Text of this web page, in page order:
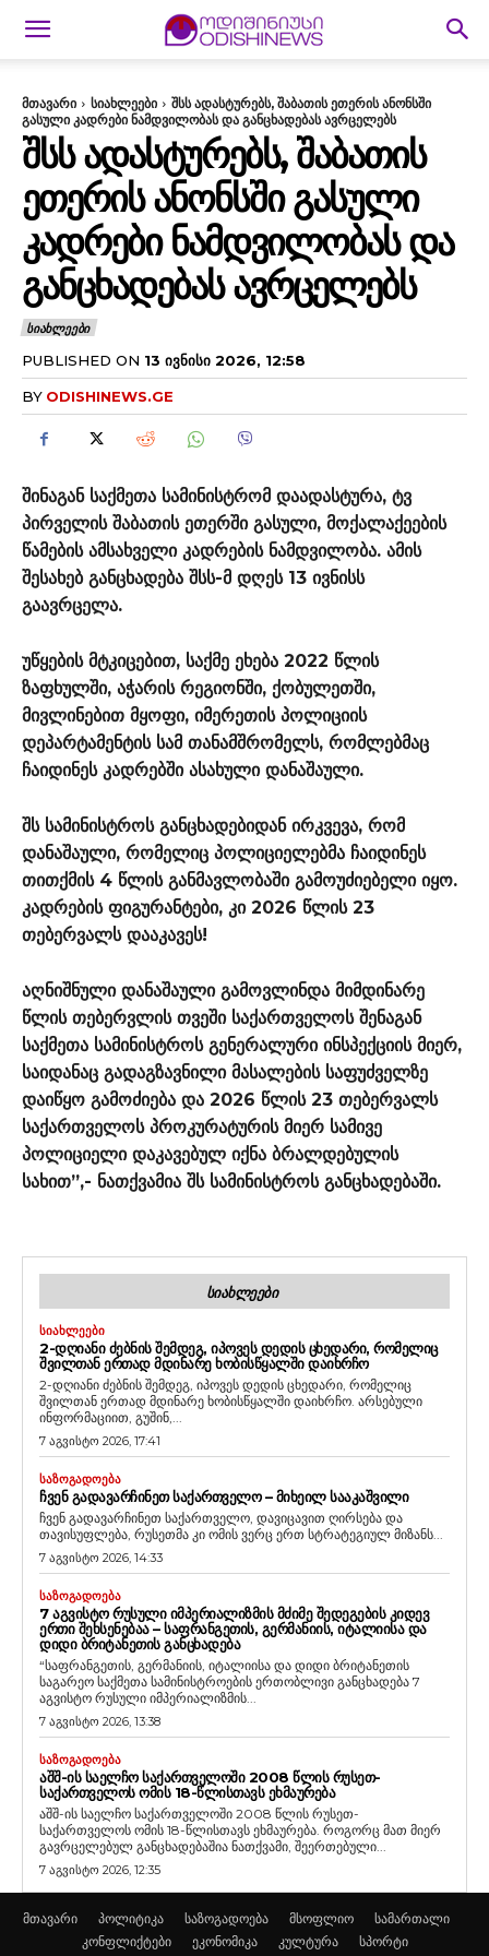
მთავარი სიახლეები
შსს ადასტურებს, შაბათის ეთერის ანონსში
გასული კადრები ნამდვილობას და განცხადებას ავრცელებს
ᲨᲡᲡ ᲐᲓᲐᲡᲢᲣᲠᲔᲑᲡ, ᲨᲐᲑᲐᲗᲘᲡ
ᲔᲗᲔᲠᲘᲡ ᲐᲜᲝᲜᲡᲨᲘ ᲒᲐᲡᲣᲚᲘ
ᲙᲐᲓᲠᲔᲑᲘ ᲜᲐᲛᲓᲕᲘᲚᲝᲑᲐᲡ ᲓᲐ
ᲒᲐᲜᲪᲮᲐᲓᲔᲑᲐᲡ ᲐᲕᲠᲪᲔᲚᲔᲑᲡ
ᲡᲘᲐᲮᲚᲔᲔᲑᲘ
PUBLISHED ON 13 ᲘᲕᲜᲘᲡᲘ 2026, 12:58
BY ODISHINEWS.GE
შინაგან საქმეთა სამინისტრომ დაადასტურა, ტვ
პირველის შაბათის ეთერში გასული, მოქალაქეების
წამების ამსახველი კადრების ნამდვილობა. ამის
შესახებ განცხადება შსს-მ დღეს 13 ივნისს
გაავრცელა.
უწყების მტკიცებით, საქმე ეხება 2022 წლის
ზაფხულში, აჭარის რეგიონში, ქობულეთში,
მივლინებით მყოფი, იმერეთის პოლიციის
დეპარტამენტის სამ თანამშრომელს, რომლებმაც
ჩაიდინეს კადრებში ასახული დანაშაული.
შს სამინისტროს განცხადებიდან ირკვევა, რომ
დანაშაული, რომელიც პოლიციელებმა ჩაიდინეს
თითქმის 4 წლის განმავლობაში გამოუძიებელი იყო.
კადრების ფიგურანტები, კი 2026 წლის 23
თებერვალს დააკავეს!
აღნიშნული დანაშაული გამოვლინდა მიმდინარე
წლის თებერვლის თვეში საქართველოს შენაგან
საქმეთა სამინისტროს გენერალური ინსპექციის მიერ,
საიდანაც გადაგზავნილი მასალების საფუძველზე
დაიწყო გამოძიება და 2026 წლის 23 თებერვალს
საქართველოს პროკურატურის მიერ სამივე
პოლიციელი დაკავებულ იქნა ბრალდებულის
სახით”,- ნათქვამია შს სამინისტროს განცხადებაში.
ᲡᲘᲐᲮᲚᲔᲔᲑᲘ
ᲡᲘᲐᲮᲚᲔᲔᲑᲘ
2-ᲓᲦᲘᲐᲜᲘ ᲫᲔᲑᲜᲘᲡ ᲨᲔᲛᲓᲔᲒ, ᲘᲞᲝᲕᲔᲡ ᲓᲔᲓᲘᲡ ᲪᲮᲔᲓᲐᲠᲘ, ᲠᲝᲛᲔᲚᲘᲪ
ᲨᲕᲘᲚᲗᲐᲜ ᲔᲠᲗᲐᲓ ᲛᲓᲘᲜᲐᲠᲔ ᲮᲝᲑᲘᲡᲬᲧᲐᲚᲨᲘ ᲓᲐᲘᲮᲠᲩᲝ
2-დღიანი ძებნის შემდეგ, იპოვეს დედის ცხედარი, რომელიც
შვილთან ერთად მდინარე ხობისწყალში დაიხრჩო. არსებული
ინფორმაციით, გუშინ,...
7 აგვისტო 2026, 17:41
ᲡᲐᲖᲝᲒᲐᲓᲝᲔᲑᲐ
ᲩᲕᲔᲜ ᲒᲐᲓᲐᲕᲐᲠᲩᲘᲜᲔᲗ ᲡᲐᲥᲐᲠᲗᲕᲔᲚᲝ – ᲛᲘᲮᲔᲘᲚ ᲡᲐᲐᲙᲐᲨᲕᲘᲚᲘ
ჩვენ გადავარჩინეთ საქართველო, დავიცავით ღირსება და
თავისუფლება, რუსეთმა კი ომის ვერც ერთ სტრატეგიულ მიზანს...
7 აგვისტო 2026, 14:33
ᲡᲐᲖᲝᲒᲐᲓᲝᲔᲑᲐ
7 ᲐᲒᲕᲘᲡᲢᲝ ᲠᲣᲡᲣᲚᲘ ᲘᲛᲞᲔᲠᲘᲐᲚᲘᲖᲛᲘᲡ ᲛᲫᲘᲛᲔ ᲨᲔᲓᲔᲒᲔᲑᲘᲡ ᲙᲘᲓᲔᲕ
ᲔᲠᲗᲘ ᲨᲔᲮᲡᲔᲜᲔᲑᲐᲐ – ᲡᲐᲤᲠᲐᲜᲒᲔᲗᲘᲡ, ᲒᲔᲠᲛᲐᲜᲘᲘᲡ, ᲘᲢᲐᲚᲘᲘᲡᲐ ᲓᲐ
ᲓᲘᲓᲘ ᲑᲠᲘᲢᲐᲜᲔᲗᲘᲡ ᲒᲐᲜᲪᲮᲐᲓᲔᲑᲐ
“საფრანგეთის, გერმანიის, იტალიისა და დიდი ბრიტანეთის
საგარეო საქმეთა სამინისტროების ერთობლივი განცხადება 7
აგვისტო რუსული იმპერიალიზმის...
7 აგვისტო 2026, 13:38
ᲡᲐᲖᲝᲒᲐᲓᲝᲔᲑᲐ
ᲐᲨᲨ-ᲘᲡ ᲡᲐᲔᲚᲩᲝ ᲡᲐᲥᲐᲠᲗᲕᲔᲚᲝᲨᲘ 2008 ᲬᲚᲘᲡ ᲠᲣᲡᲔᲗ-
ᲡᲐᲥᲐᲠᲗᲕᲔᲚᲝᲡ ᲝᲛᲘᲡ 18-ᲬᲚᲘᲡᲗᲐᲕᲡ ᲔᲮᲛᲐᲣᲠᲔᲑᲐ
აშშ-ის საელჩო საქართველოში 2008 წლის რუსეთ-
საქართველოს ომის 18-წლისთავს ეხმაურება. როგორც მათ მიერ
გავრცელებულ განცხადებაშია ნათქვამი, შეერთებული...
7 აგვისტო 2026, 12:35
მთავარი პოლიტიკა საზოგადოება მსოფლიო
სამართალი
კონფლიქტები
ეკონომიკა კულტურა სპორტი